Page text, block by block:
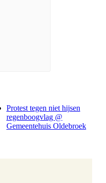
Protest tegen niet hijsen
regenboogvlag @
Gemeentehuis Oldebroek